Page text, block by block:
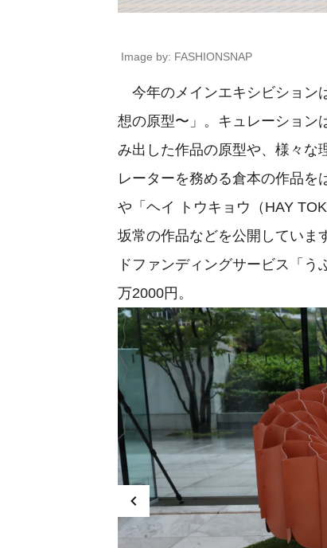
Image by: FASHIONSNAP
今年のメインエキシビション
想の原型〜」。キュレーション
み出した作品の原型や、様々な
レーターを務める倉本の作品を
や「ヘイ トウキョウ（HAY
坂常の作品などを公開していま
ドファンディングサービス「
万2000円。